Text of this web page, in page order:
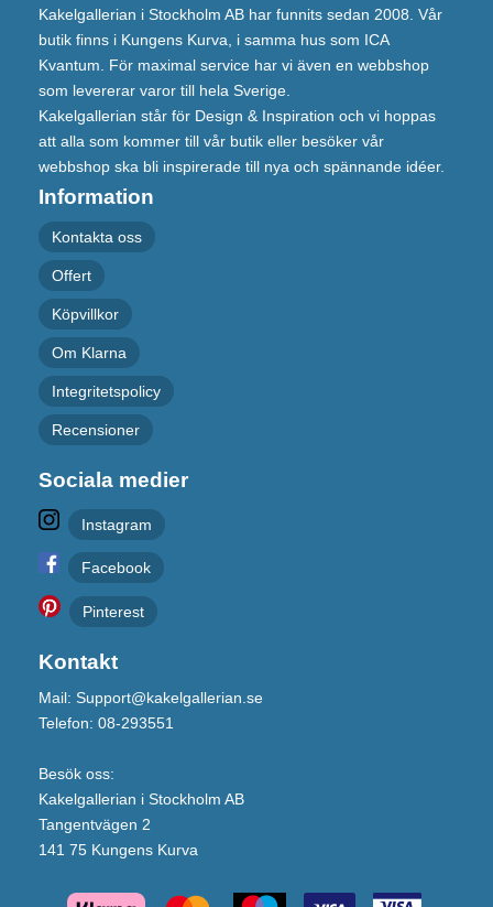
Kakelgallerian i Stockholm AB har funnits sedan 2008. Vår
butik finns i Kungens Kurva, i samma hus som ICA
Kvantum. För maximal service har vi även en webbshop
som levererar varor till hela Sverige.
Kakelgallerian står för Design & Inspiration och vi hoppas
att alla som kommer till vår butik eller besöker vår
webbshop ska bli inspirerade till nya och spännande idéer.
Information
Kontakta oss
Offert
Köpvillkor
Om Klarna
Integritetspolicy
Recensioner
Sociala medier
Instagram
Facebook
Pinterest
Kontakt
Mail: Support@kakelgallerian.se
Telefon: 08-293551
Besök oss:
Kakelgallerian i Stockholm AB
Tangentvägen 2
141 75 Kungens Kurva